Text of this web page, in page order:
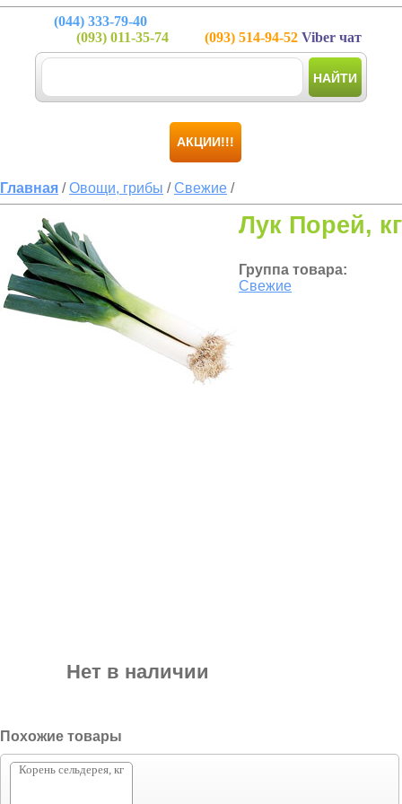
(044) 333-79-40
(093) 011-35-74 (093) 514-94-52 Viber чат
НАЙТИ
АКЦИИ!!!
Главная /Овощи, грибы /Свежие /
Лук Порей, кг
Группа товара:
Свежие
Нет в наличии
Похожие товары
Корень сельдерея, кг